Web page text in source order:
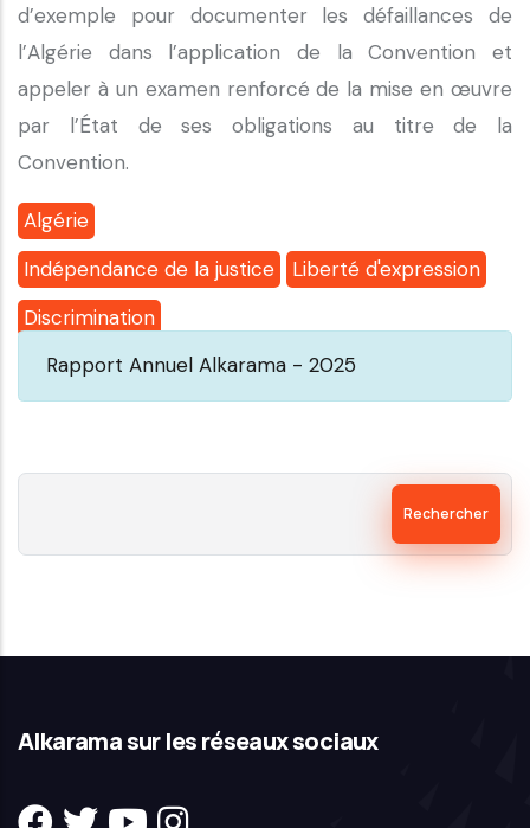
d’exemple pour documenter les défaillances de
l’Algérie dans l’application de la Convention et
appeler à un examen renforcé de la mise en œuvre
par l’État de ses obligations au titre de la
Convention.
Algérie
Indépendance de la justice
Liberté d'expression
Discrimination
Rapport Annuel Alkarama - 2025
Alkarama sur les réseaux sociaux